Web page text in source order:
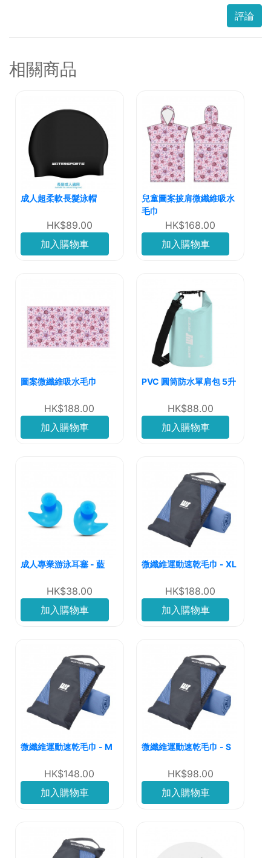
評論
相關商品
成人超柔軟長髮泳帽
HK$89.00
加入購物車
兒童圖案披肩微纖維吸水
毛巾
HK$168.00
加入購物車
圖案微纖維吸水毛巾
HK$188.00
加入購物車
PVC 圓筒防水單肩包 5升
HK$88.00
加入購物車
成人專業游泳耳塞 - 藍
HK$38.00
加入購物車
微纖維運動速乾毛巾 - XL
HK$188.00
加入購物車
微纖維運動速乾毛巾 - M
HK$148.00
加入購物車
微纖維運動速乾毛巾 - S
HK$98.00
加入購物車